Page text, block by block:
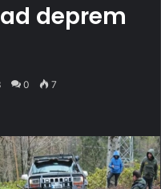
deprem
0 7